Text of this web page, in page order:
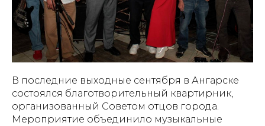
В последние выходные сентября в Ангарске
состоялся благотворительный квартирник,
организованный Советом отцов города.
Мероприятие объединило музыкальные